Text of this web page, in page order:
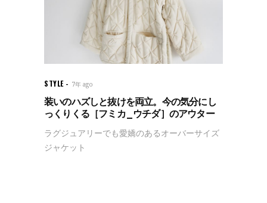
STYLE 7年 ago
装いのハズしと抜けを両立。今の気分にし
っくりくる［フミカ_ウチダ］のアウター
ラグジュアリーでも愛嬌のあるオーバーサイズ
ジャケット